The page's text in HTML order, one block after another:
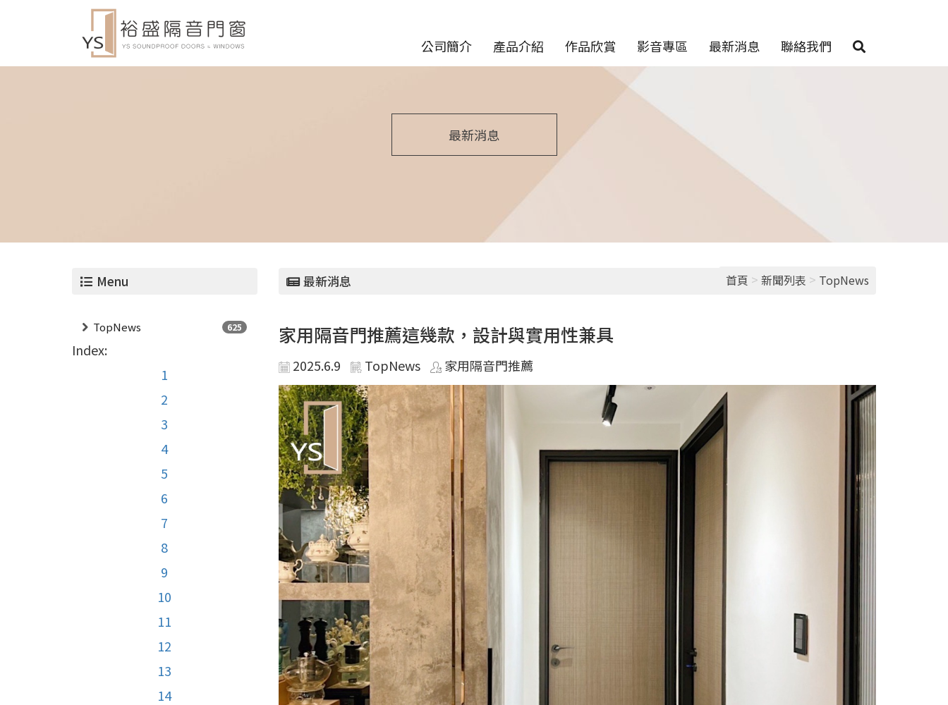
公司簡介 產品介紹 作品欣賞 影音專區 最新消息 聯絡我們
最新消息
Menu
TopNews 625
Index:
1
2
3
4
5
6
7
8
9
10
11
12
13
14
最新消息 首頁 > 新聞列表 > TopNews
家用隔音門推薦這幾款，設計與實用性兼具
2025.6.9 TopNews 家用隔音門推薦